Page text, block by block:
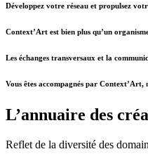
Développez votre réseau et propulsez
Context’Art est bien plus qu’un
Les échanges transversaux et la
Vous êtes accompagnés par Context’Art,
L’annuaire des
Reflet de la diversité des